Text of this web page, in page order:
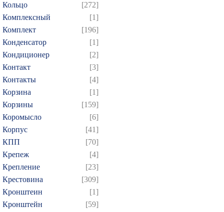
Кольцо
[272]
Комплексный
[1]
Комплект
[196]
Конденсатор
[1]
Кондиционер
[2]
Контакт
[3]
Контакты
[4]
Корзина
[1]
Корзины
[159]
Коромысло
[6]
Корпус
[41]
КПП
[70]
Крепеж
[4]
Крепление
[23]
Крестовина
[309]
Кронштеин
[1]
Кронштейн
[59]